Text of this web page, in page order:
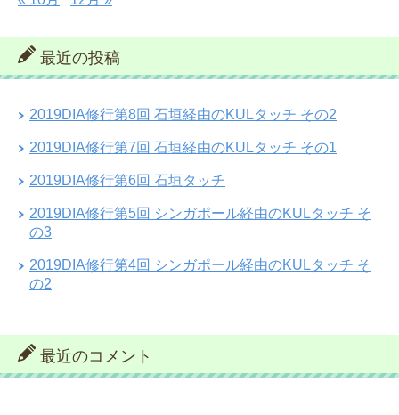
最近の投稿
2019DIA修行第8回 石垣経由のKULタッチ その2
2019DIA修行第7回 石垣経由のKULタッチ その1
2019DIA修行第6回 石垣タッチ
2019DIA修行第5回 シンガポール経由のKULタッチ そ
の3
2019DIA修行第4回 シンガポール経由のKULタッチ そ
の2
最近のコメント